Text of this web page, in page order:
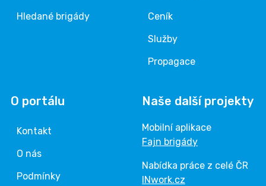
Hledané brigády
Ceník
Služby
Propagace
O portálu
Kontakt
O nás
Podmínky
Naše další projekty
Mobilní aplikace
Fajn brigády
Nabídka práce z celé ČR
INwork.cz